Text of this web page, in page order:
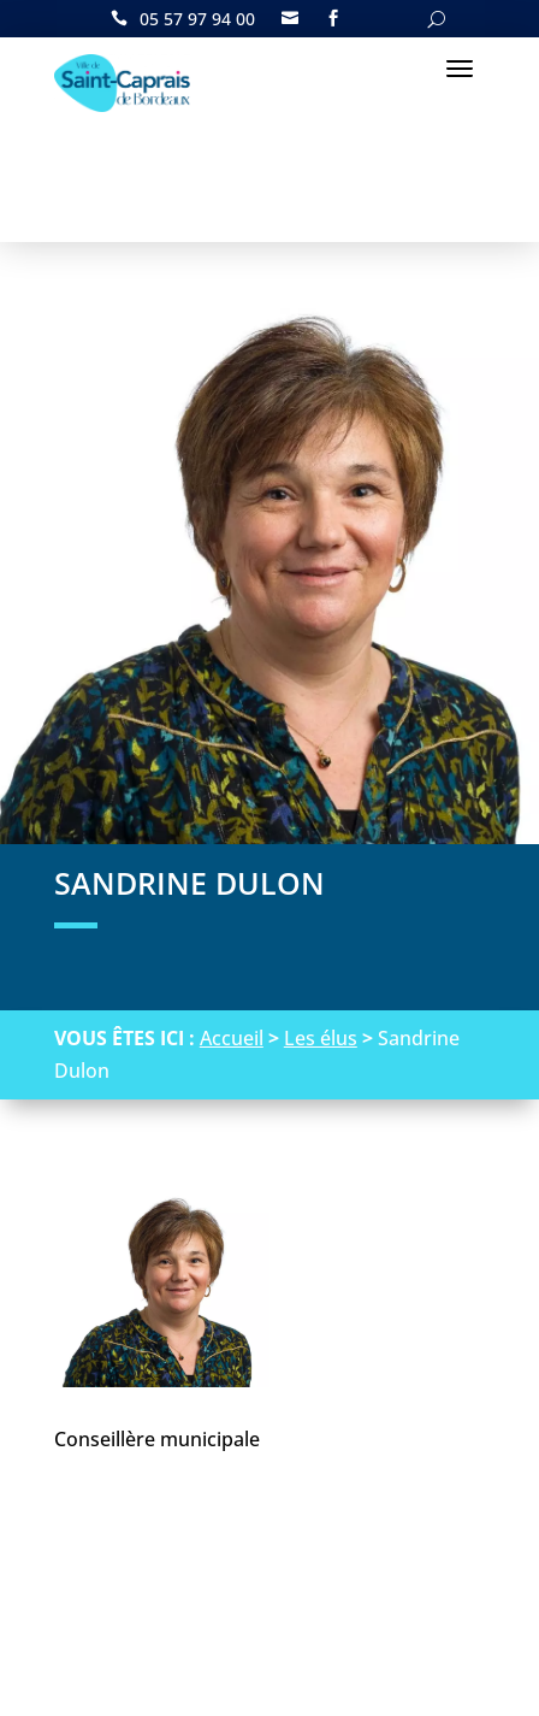
05 57 97 94 00  
SANDRINE DULON
VOUS ÊTES ICI : Accueil > Les élus >Sandrine
Dulon
Conseillère municipale